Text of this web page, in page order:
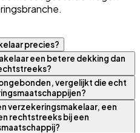
precies?
een betere dekking dan
vergelijkt die echt
verzekeringsmakelaar, een
rechtstreeks bij een